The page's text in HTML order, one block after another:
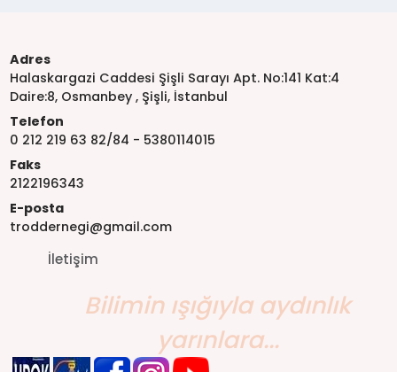
Adres
Halaskargazi Caddesi Şişli Sarayı Apt. No:141 Kat:4
Daire:8, Osmanbey , Şişli, İstanbul
Telefon
0 212 219 63 82/84 - 5380114015
Faks
2122196343
E-posta
troddernegi@gmail.com
İletişim
Bilimin ışığıyla aydınlık
yarınlara...